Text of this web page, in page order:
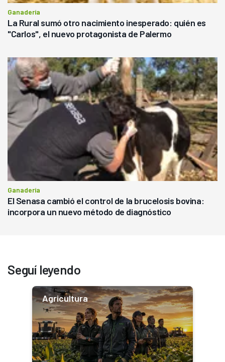
Ganadería
La Rural sumó otro nacimiento inesperado: quién es
"Carlos", el nuevo protagonista de Palermo
Ganadería
El Senasa cambió el control de la brucelosis bovina:
incorpora un nuevo método de diagnóstico
Seguí leyendo
Agricultura